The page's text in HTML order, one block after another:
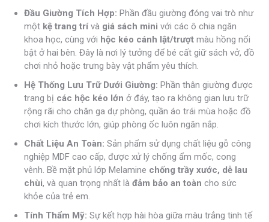
Đầu Giường Tích Hợp: Phần đầu giường đóng vai trò như
một kệ trang trívà giá sách mini với các ô chia ngăn
khoa học, cùng với hộc kéo cánh lật/trượt màu hồng nổi
bật ở hai bên. Đây là nơi lý tưởng để bé cất giữ sách vở, đồ
chơi nhỏ hoặc trưng bày vật phẩm yêu thích.
Hệ Thống Lưu Trữ Dưới Giường: Phần thân giường được
trang bị các hộc kéo lớn ở đáy, tạo ra không gian lưu trữ
rộng rãi cho chăn ga dự phòng, quần áo trái mùa hoặc đồ
chơi kích thước lớn, giúp phòng ốc luôn ngăn nắp.
Chất Liệu An Toàn: Sản phẩm sử dụng chất liệu gỗ công
nghiệp MDF cao cấp, được xử lý chống ẩm mốc, cong
vênh. Bề mặt phủ lớp Melamine chống trầy xước, dễ lau
chùi, và quan trọng nhất là đảm bảo an toàn cho sức
khỏe của trẻ em.
Tính Thẩm Mỹ: Sự kết hợp hài hòa giữa màu trắng tinh tế